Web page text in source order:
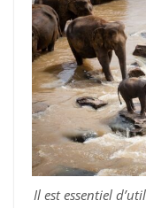
Il est essentiel